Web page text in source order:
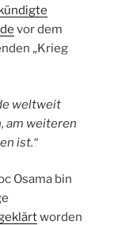
vor dem
„Krieg
weltweit
am weiteren
ist.“
Osama bin
worden